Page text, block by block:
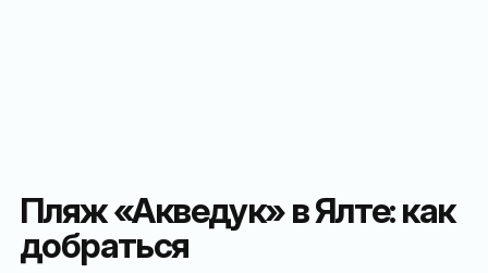
Пляж «Акведук» в Ялте: как
добраться